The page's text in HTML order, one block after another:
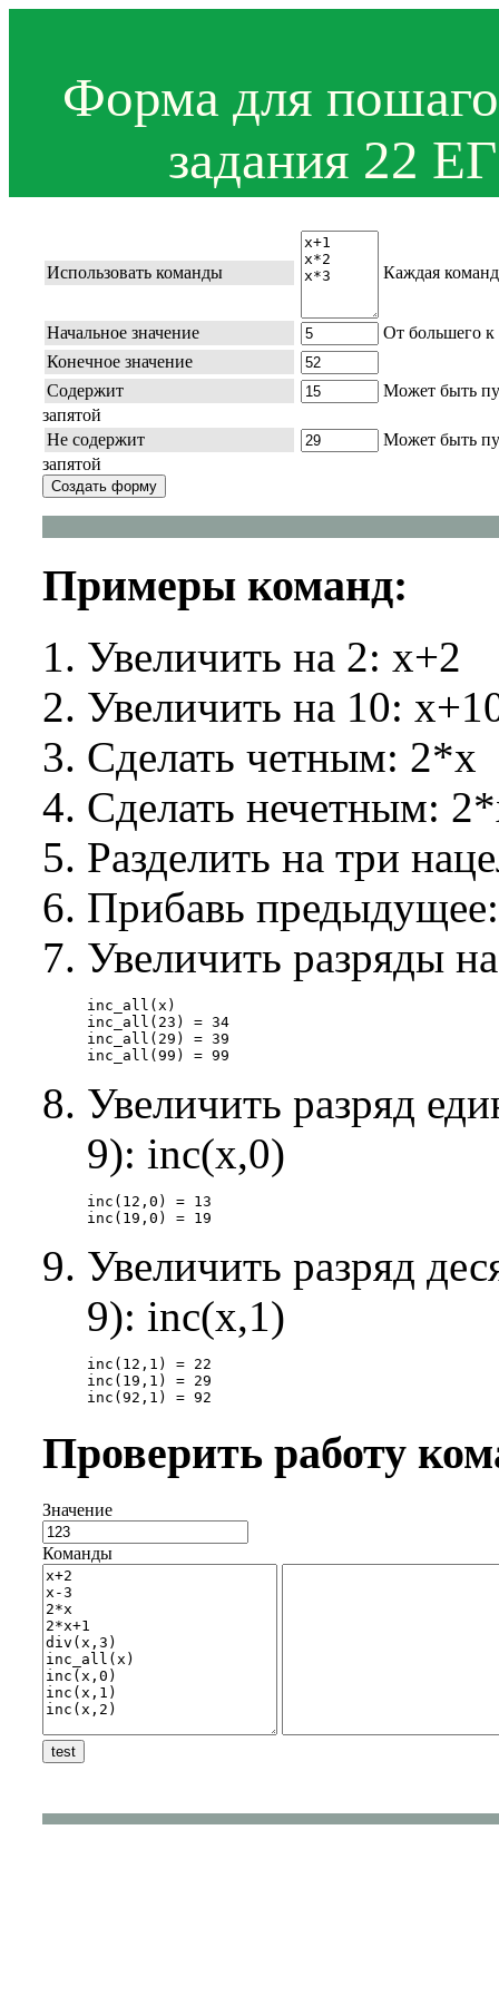
Форма для
задания 22
Использовать команды Каждая
Начальное значение
От большего
Конечное значение
Содержит
Может быть
запятой
Не содержит
Может быть
запятой
Примеры команд:
Увеличить на 2: x+2
Увеличить на 10:
Сделать четным: 2*x
Сделать нечетным:
Разделить на три
Прибавь
Увеличить разряды
inc_all(x)
inc_all(23) = 34
inc_all(29) = 39
Увеличить разряд
9): inc(x,0)
inc(12,0) = 13
Увеличить разряд
9): inc(x,1)
inc(12,1) = 22
inc(19,1) = 29
Проверить работу
Значение
Команды